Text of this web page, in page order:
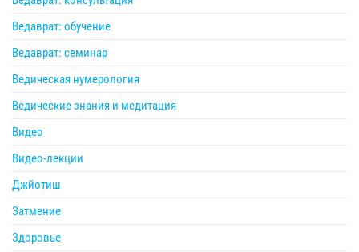
Ведаврат: обучение
Ведаврат: семинар
Ведическая нумерология
Ведические знания и медитация
Видео
Видео-лекции
Джйотиш
Затмение
Здоровье